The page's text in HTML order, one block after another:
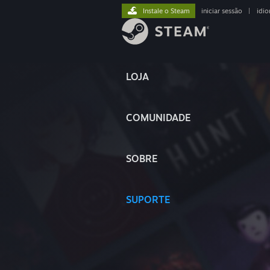
LOJA
COMUNIDADE
SOBRE
SUPORTE
Instale o Steam iniciar sessão